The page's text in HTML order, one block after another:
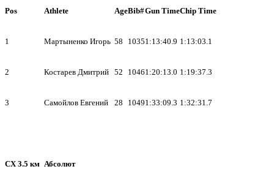
Pos Athlete AgeBib#Gun TimeChip Time
1 Мартыненко Игорь 58 10351:13:40.9 1:13:03.1
2 Костарев Дмитрий 52 10461:20:13.0 1:19:37.3
3 Самойлов Евгений 28 10491:33:09.3 1:32:31.7
СХ 3.5 км Абсолют